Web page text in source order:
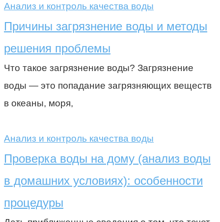
Анализ и контроль качества воды
Причины загрязнение воды и методы
решения проблемы
Что такое загрязнение воды? Загрязнение
воды — это попадание загрязняющих веществ
в океаны, моря,
Анализ и контроль качества воды
Проверка воды на дому (анализ воды
в домашних условиях): особенности
процедуры